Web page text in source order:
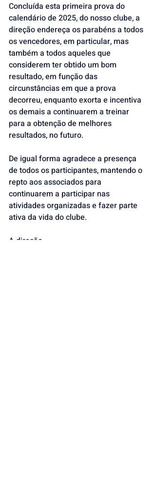
Concluída esta primeira prova do
calendário de 2025, do nosso clube, a
direção endereça os parabéns a todos
os vencedores, em particular, mas
também a todos aqueles que
considerem ter obtido um bom
resultado, em função das
circunstâncias em que a prova
decorreu, enquanto exorta e incentiva
os demais a continuarem a treinar
para a obtenção de melhores
resultados, no futuro.
De igual forma agradece a presença
de todos os participantes, mantendo o
repto aos associados para
continuarem a participar nas
atividades organizadas e fazer parte
ativa da vida do clube.
A direção.